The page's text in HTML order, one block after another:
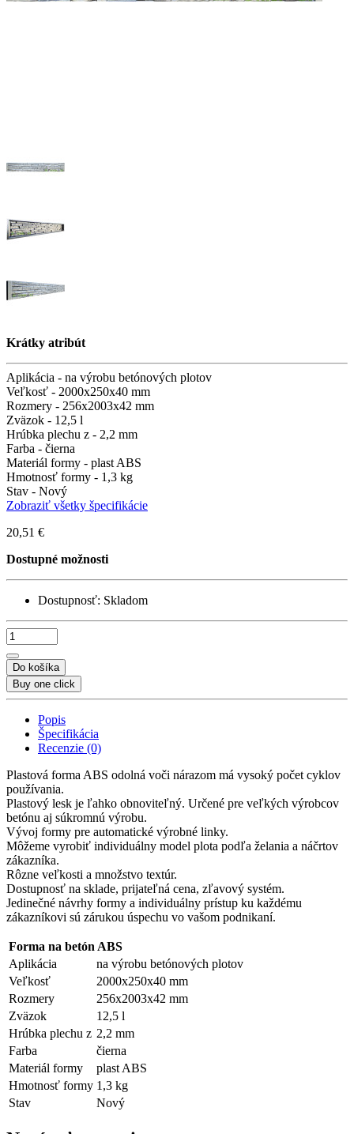
Krátky atribút
Aplikácia - na výrobu betónových plotov
Veľkosť - 2000х250х40 mm
Rozmery - 256х2003х42 mm
Zväzok - 12,5 l
Hrúbka plechu z - 2,2 mm
Farba - čierna
Materiál formy - plast ABS
Hmotnosť formy - 1,3 kg
Stav - Nový
Zobraziť všetky špecifikácie
20,51 €
Dostupné možnosti
Dostupnosť: Skladom
Do košíka
Buy one click
Popis
Špecifikácia
Recenzie (0)
Plastová forma ABS odolná voči nárazom má vysoký počet cyklov
používania.
Plastový lesk je ľahko obnoviteľný. Určené pre veľkých výrobcov
betónu aj súkromnú výrobu.
Vývoj formy pre automatické výrobné linky.
Môžeme vyrobiť individuálny model plota podľa želania a náčrtov
zákazníka.
Rôzne veľkosti a množstvo textúr.
Dostupnosť na sklade, prijateľná cena, zľavový systém.
Jedinečné návrhy formy a individuálny prístup ku každému
zákazníkovi sú zárukou úspechu vo vašom podnikaní.
Forma na betón ABS
Aplikácia
na výrobu betónových plotov
Veľkosť
2000х250х40 mm
Rozmery
256х2003х42 mm
Zväzok
12,5 l
Hrúbka plechu z 2,2 mm
Farba
čierna
Materiál formy
plast ABS
Hmotnosť formy 1,3 kg
Stav
Nový